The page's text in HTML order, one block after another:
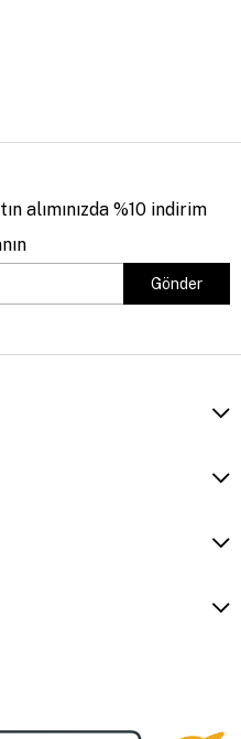
alımınızda %10 indirim
Gönder